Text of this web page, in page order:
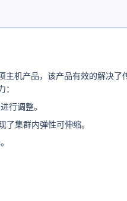
机产品，该产品有效的解决了
行调整。
集群内弹性可伸缩。